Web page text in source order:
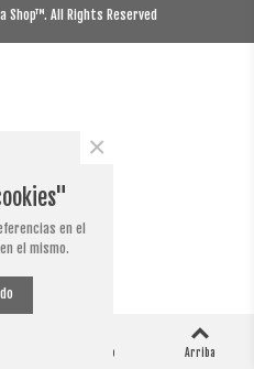
Shop™. All Rights Reserved
Me ha gustado Arriba
en el
el mismo.
×